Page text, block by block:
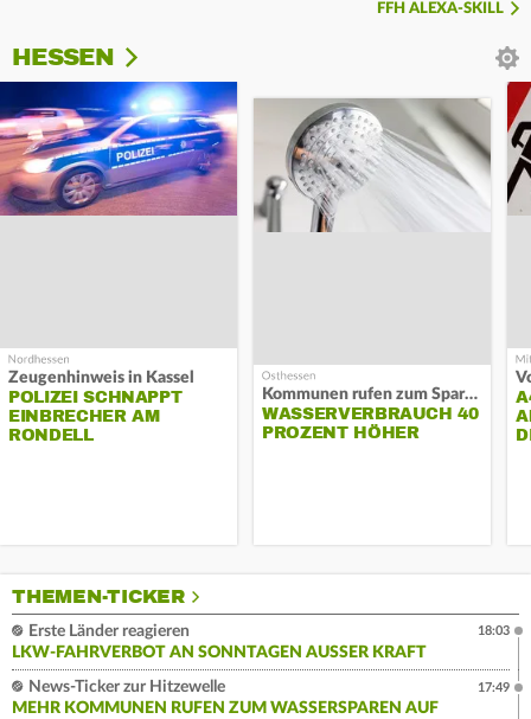
FFH ALEXA-SKILL
HESSEN
Zeugenhinweis in Kassel
POLIZEI SCHNAPPT
EINBRECHER AM
RONDELL
Kommunen rufen zum Sparen auf
WASSERVERBRAUCH 40
PROZENT HÖHER
THEMEN-TICKER
Erste Länder reagieren
LKW-FAHRVERBOT AN SONNTAGEN AUSSER KRAFT
18:03
News-Ticker zur Hitzewelle
MEHR KOMMUNEN RUFEN ZUM WASSERSPAREN AUF
17:49